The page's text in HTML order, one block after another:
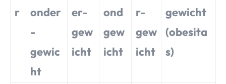
r
onder
-
gewic
ht
er-
gew
icht
ond
gew
icht
r-
gew
icht
gewicht
(obesita
s)